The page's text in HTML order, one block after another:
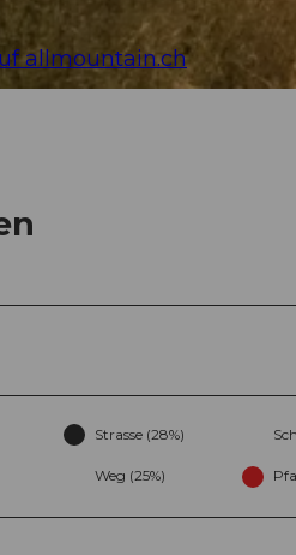
allmountain.ch
Strasse (28%)
Weg (25%)